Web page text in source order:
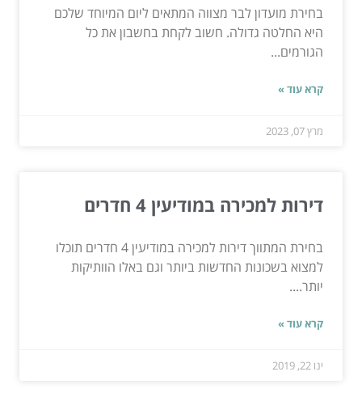
בחירת מועדון לבר מצווה המתאים ליום המיוחד שלכם
היא החלטה גדולה. חשוב לקחת בחשבון את כל
הגורמים...
קרא עוד »
מרץ 07, 2023
דירות למכירה במודיעין 4 חדרים
בחירת המתווך דירות למכירה במודיעין 4 חדרים תוכלו
למצוא בשכונות החדשות ביותר וגם באלו הוותיקות
יותר....
קרא עוד »
ינו 22, 2019